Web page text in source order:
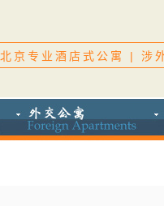
北京专业酒店式公寓 | 涉